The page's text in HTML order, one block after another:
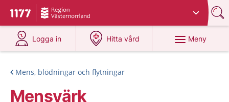
Till startsidan för 1177
Du har valt region
Logga in
på 1177.se
Hitta vård
på 1177.se
Meny
Mens, blödningar och flytningar
Mensvärk